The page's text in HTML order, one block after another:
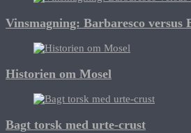
Vinsmagning: Barbaresco versus
Historien om Mosel
Bagt torsk med urte-crust